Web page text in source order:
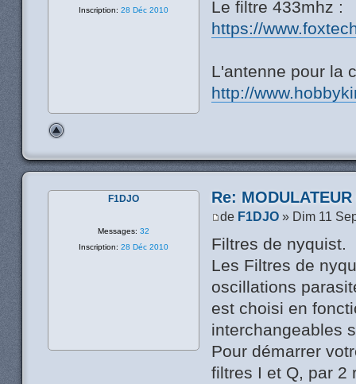
Le filtre 433mhz :
https://
L'antenne pour la
http://
Inscription: 28 Déc 2010
Re:
de F1DJO » Dim 11
Filtres de nyquist.
Les Filtres de
oscillations
est choisi en
interchangeables
Pour démarrer
filtres I et Q, par 2
F1DJO
Messages: 32
Inscription: 28 Déc 2010